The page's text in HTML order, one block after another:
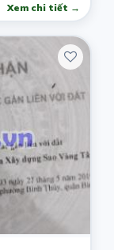
Xem chi tiết →